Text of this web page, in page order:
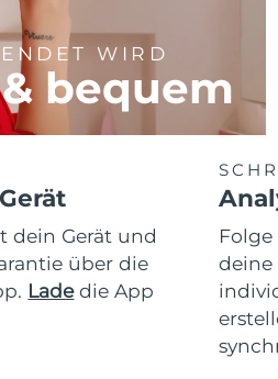
WIRD
bequem
dein Gerät und
über die
Ladedie App
deine